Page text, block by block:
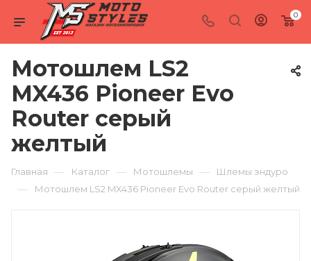
0
Мотошлем LS2
MX436 Pioneer Evo
Router серый
желтый
Главная — Каталог — Мотошлемы — Шлемы эндуро
— Мотошлем LS2 MX436 Pioneer Evo Router серый желтый